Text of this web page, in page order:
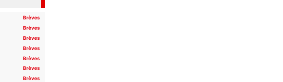
Brèves
Brèves
Brèves
Brèves
Brèves
Brèves
Brèves